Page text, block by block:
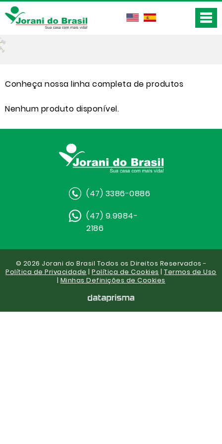
Conheça nossa linha completa de produtos
Nenhum produto disponível.
(47) 3386-0886
(47) 9.9984-
2186
© 2026 Jorani do Brasil Todos os Direitos Reservados -
Política de Privacidade |Política de Cookies |Termos de Uso
| Minhas Definições de Cookies